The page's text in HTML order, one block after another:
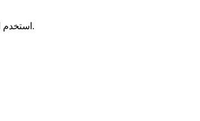
استخدم المتبقي بشكل إبداعي كقاعدة "ناقص واحد" لعمليات إعادة الترتيب أو عمليات إعادة المزج أو اللقطات البديلة.